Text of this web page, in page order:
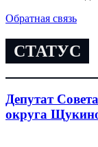
Обратная связь
СТАТУС
Депутат
округа